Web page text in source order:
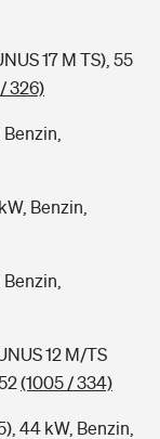
17 M TS), 55
326)
Benzin,
12 M/TS
(1005 / 334)
44 kW, Benzin,